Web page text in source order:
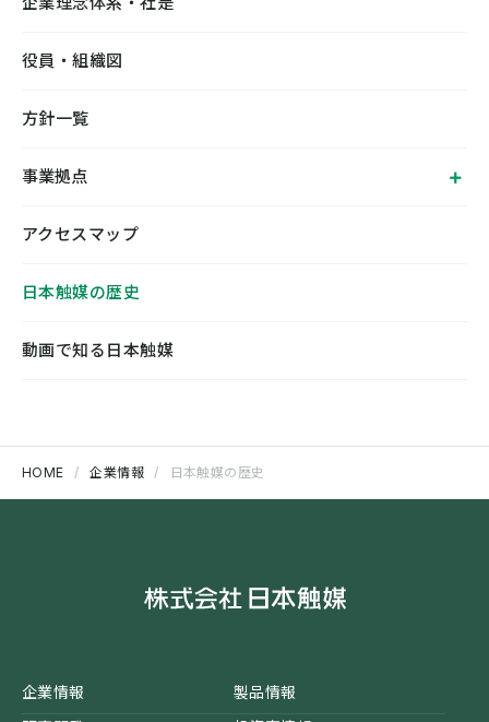
HOME 企業情報 日本触媒の歴史
役員・組織図
方針一覧
事業拠点
アクセスマップ
日本触媒の歴史
動画で知る日本触媒
企業情報
製品情報